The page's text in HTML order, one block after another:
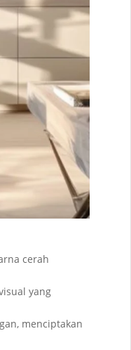
cerah
yang
menciptakan